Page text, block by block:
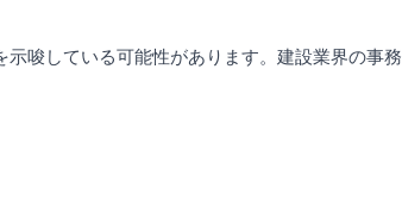
唆している可能性があります。建設業界の事務